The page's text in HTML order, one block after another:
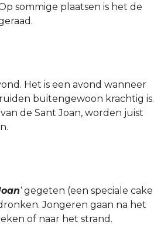
sommige plaatsen is het de
Het is een avond wanneer
buitengewoon krachtig is.
de Sant Joan, worden juist
‘gegeten (een speciale cake
Jongeren gaan na het
of naar het strand.